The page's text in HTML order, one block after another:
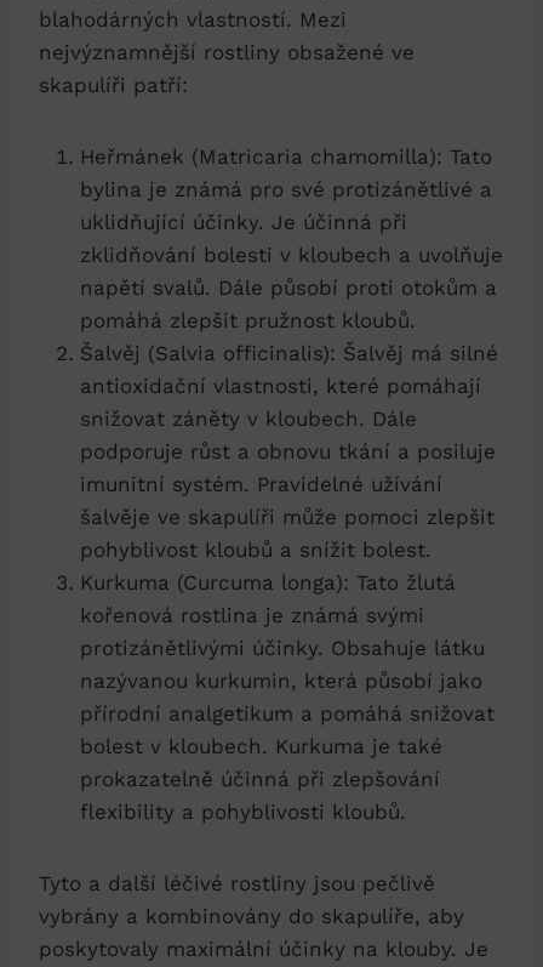
blahodárných vlastností. Mezi
nejvýznamnější rostliny obsažené ve
skapulíři patří:
Heřmánek (Matricaria chamomilla): Tato
bylina je známá pro své protizánětlivé a
uklidňující účinky. Je účinná při
zklidňování bolesti v kloubech a uvolňuje
napětí svalů. Dále působí proti otokům a
pomáhá zlepšit pružnost kloubů.
Šalvěj (Salvia officinalis): Šalvěj má silné
antioxidační vlastnosti, které pomáhají
snižovat záněty v kloubech. Dále
podporuje růst a obnovu tkání a posiluje
imunitní systém. Pravidelné užívání
šalvěje ve skapulíři může pomoci zlepšit
pohyblivost kloubů a snížit bolest.
Kurkuma (Curcuma longa): Tato žlutá
kořenová rostlina je známá svými
protizánětlivými účinky. Obsahuje látku
nazývanou kurkumin, která působí jako
přírodní analgetikum a pomáhá snižovat
bolest v kloubech. Kurkuma je také
prokazatelně účinná při zlepšování
flexibility a pohyblivosti kloubů.
Tyto a další léčivé rostliny jsou pečlivě
vybrány a kombinovány do skapulíře, aby
poskytovaly maximální účinky na klouby. Je